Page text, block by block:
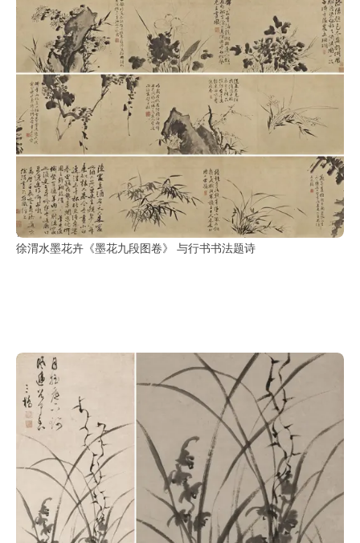
徐渭大写意泼墨花卉《杂花图卷》全卷
徐渭水墨花卉《墨花九段图卷》 与行书书法题诗